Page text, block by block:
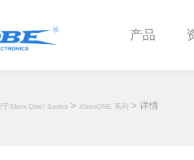
产品
于Xbox One/ Series > XboxONE 系列 > 详情